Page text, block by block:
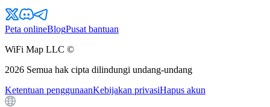
Peta onlineBlogPusat bantuan
WiFi Map LLC ©
2026 Semua hak cipta dilindungi undang-undang
Ketentuan penggunaanKebijakan privasiHapus akun